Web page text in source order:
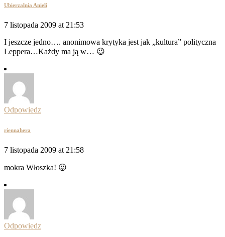
Ubierzalnia Anieli
7 listopada 2009 at 21:53
I jeszcze jedno…. anonimowa krytyka jest jak „kultura” polityczna
Leppera…Każdy ma ją w… 😉
Odpowiedz
riennahera
7 listopada 2009 at 21:58
mokra Włoszka! 😛
Odpowiedz